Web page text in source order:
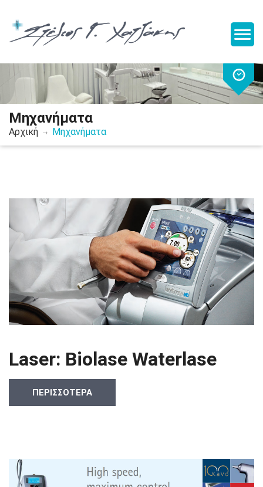
Μηχανήματα
Αρχική Μηχανήματα
Laser: Biolase Waterlase
ΠΕΡΙΣΣΟΤΕΡΑ